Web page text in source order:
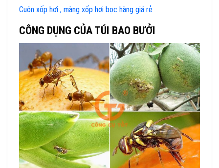
Cuộn xốp hơi , màng xốp hơi bọc hàng giá rẻ
CÔNG DỤNG CỦA TÚI BAO BƯỞI